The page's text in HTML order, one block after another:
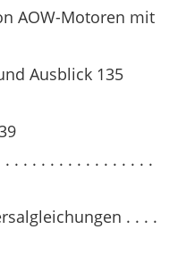
AOW-Motoren mit
Ausblick 135
. . . . . . . . . . . . . . . .
. . . .